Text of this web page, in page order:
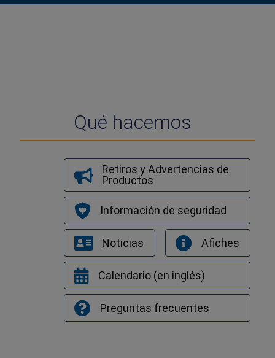
Qué hacemos
Retiros y Advertencias de
Productos
Información de seguridad
Noticias Afiches
Calendario (en inglés)
Preguntas frecuentes